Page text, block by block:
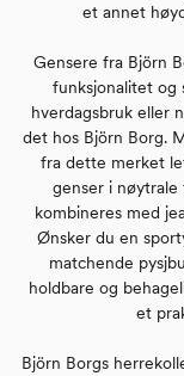
et annet
Gensere fra Björn
funksjonalitet og
hverdagsbruk eller
det hos Björn Borg.
fra dette merket
genser i nøytrale
kombineres med
Ønsker du en
matchende
holdbare og
et
Björn Borgs